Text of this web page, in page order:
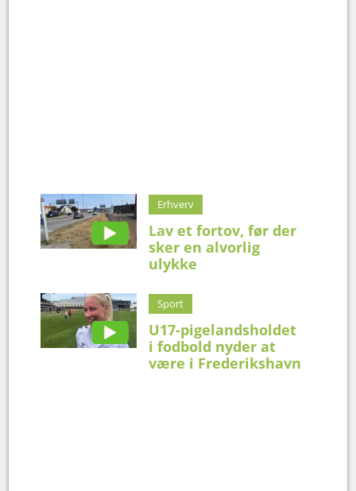
Erhverv
Lav et fortov, før der
sker en alvorlig
ulykke
Sport
U17-pigelandsholdet
i fodbold nyder at
være i Frederikshavn